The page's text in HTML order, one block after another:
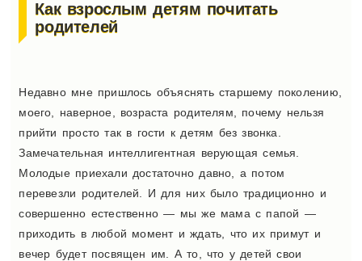
Как взрослым детям почитать
родителей
Недавно мне пришлось объяснять старшему поколению,
моего, наверное, возраста родителям, почему нельзя
прийти просто так в гости к детям без звонка.
Замечательная интеллигентная верующая семья.
Молодые приехали достаточно давно, а потом
перевезли родителей. И для них было традиционно и
совершенно естественно — мы же мама с папой —
приходить в любой момент и ждать, что их примут и
вечер будет посвящен им. А то, что у детей свои